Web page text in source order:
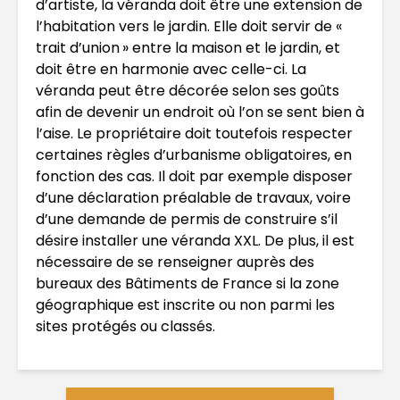
d’artiste, la véranda doit être une extension de
l’habitation vers le jardin. Elle doit servir de «
trait d’union » entre la maison et le jardin, et
doit être en harmonie avec celle-ci. La
véranda peut être décorée selon ses goûts
afin de devenir un endroit où l’on se sent bien à
l’aise. Le propriétaire doit toutefois respecter
certaines règles d’urbanisme obligatoires, en
fonction des cas. Il doit par exemple disposer
d’une déclaration préalable de travaux, voire
d’une demande de permis de construire s’il
désire installer une véranda XXL. De plus, il est
nécessaire de se renseigner auprès des
bureaux des Bâtiments de France si la zone
géographique est inscrite ou non parmi les
sites protégés ou classés.